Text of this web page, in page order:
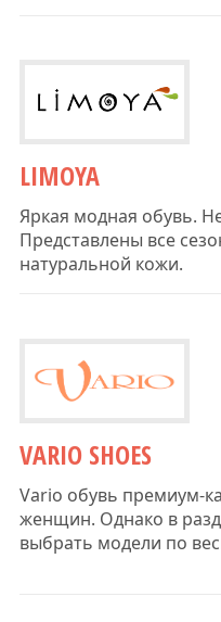
LIMOYA
Яркая модная обувь.
Представлены все
натуральной кожи.
VARIO SHOES
Vario обувь премиум-
женщин. Однако в
выбрать модели по